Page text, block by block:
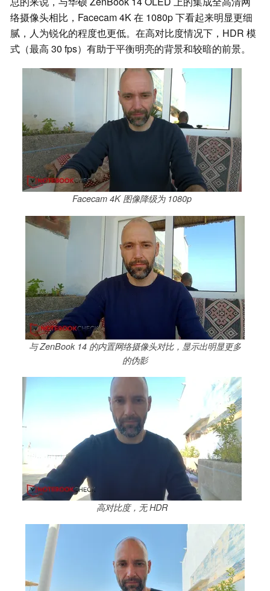
络摄像头相比，Facecam 4K 在 1080p 下看起来明显更细
腻，人为锐化的程度也更低。在高对比度情况下，HDR 模
式（最高 30 fps）有助于平衡明亮的背景和较暗的前景。
Facecam 4K 图像降级为 1080p
与 ZenBook 14 的内置网络摄像头对比，显示出明显更多
的伪影
高对比度，无 HDR